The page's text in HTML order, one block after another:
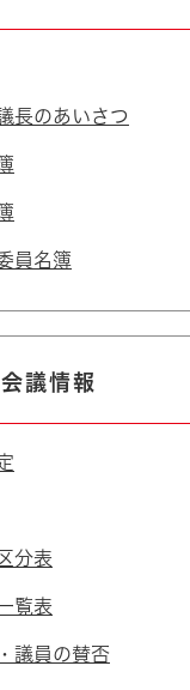
長のあいさつ
員名簿
会議情報
分表
覧表
議員の賛否